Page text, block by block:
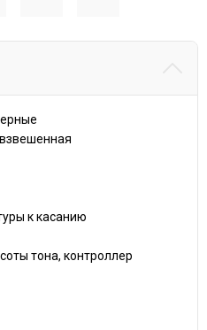
к касанию
тона, контроллер